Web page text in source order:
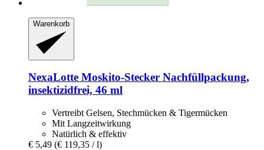
Warenkorb
NexaLotte Moskito-​Stecker Nachfüllpackung,
insektizidfrei, 46 ml
Vertreibt Gelsen, Stechmücken & Tigermücken
Mit Langzeitwirkung
Natürlich & effektiv
€ 5,49 (€ 119,35 / l)